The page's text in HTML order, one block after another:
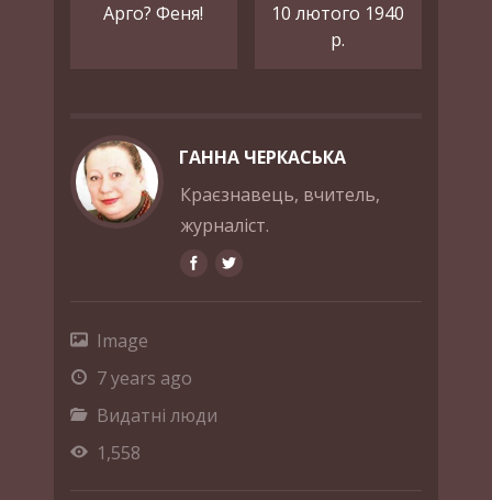
Арго? Феня!
10 лютого 1940
р.
ГАННА ЧЕРКАСЬКА
Краєзнавець, вчитель,
журналіст.
Image
7 years ago
Видатні люди
1,558